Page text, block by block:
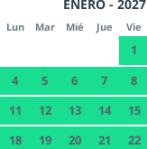
ENERO - 2027
Lun Mar Mié Jue Vie
1
4
5 6 7 8
11
12 13 14 15
18
19 20 21 22